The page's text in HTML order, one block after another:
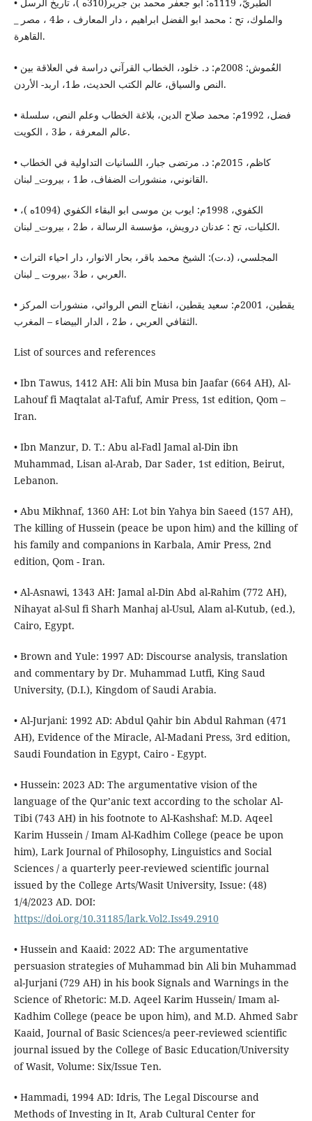
• الطبريّ، 1119ه: أبو جعفر محمد بن جرير(310ه )، تاريخ الرسل
والملوك، تح : محمد ابو الفضل ابراهيم ، دار المعارف ، ط4 ، مصر _
القاهرة.
• العُموش: 2008م: د. خلود، الخطاب القرآني دراسة في العلاقة بين
النص والسياق، عالم الكتب الحديث، ط1، اربد- الأردن.
• فضل، 1992م: محمد صلاح الدين، بلاغة الخطاب وعلم النص، سلسلة
عالم المعرفة ، ط3 ، الكويت.
• كاظم، 2015م: د. مرتضى جبار، اللسانيات التداولية في الخطاب
القانوني، منشورات الضفاف، ط1 ، بيروت_ لبنان.
• الكفوي، 1998م: ايوب بن موسى ابو البقاء الكفوي (1094ه )،
الكليات، تح : عدنان درويش، مؤسسة الرسالة ، ط2 ، بيروت_ لبنان.
• المجلسي، (د.ت): الشيخ محمد باقر، بحار الانوار، دار احياء التراث
العربي ، ط3 ،بيروت _ لبنان.
• يقطين، 2001م: سعيد يقطين، انفتاح النص الروائي، منشورات المركز
الثقافي العربي ، ط2 ، الدار البيضاء – المغرب.
List of sources and references
• Ibn Tawus, 1412 AH: Ali bin Musa bin Jaafar (664 AH), Al-
Lahouf fi Maqtalat al-Tafuf, Amir Press, 1st edition, Qom –
Iran.
• Ibn Manzur, D. T.: Abu al-Fadl Jamal al-Din ibn
Muhammad, Lisan al-Arab, Dar Sader, 1st edition, Beirut,
Lebanon.
• Abu Mikhnaf, 1360 AH: Lot bin Yahya bin Saeed (157 AH),
The killing of Hussein (peace be upon him) and the killing of
his family and companions in Karbala, Amir Press, 2nd
edition, Qom - Iran.
• Al-Asnawi, 1343 AH: Jamal al-Din Abd al-Rahim (772 AH),
Nihayat al-Sul fi Sharh Manhaj al-Usul, Alam al-Kutub, (ed.),
Cairo, Egypt.
• Brown and Yule: 1997 AD: Discourse analysis, translation
and commentary by Dr. Muhammad Lutfi, King Saud
University, (D.I.), Kingdom of Saudi Arabia.
• Al-Jurjani: 1992 AD: Abdul Qahir bin Abdul Rahman (471
AH), Evidence of the Miracle, Al-Madani Press, 3rd edition,
Saudi Foundation in Egypt, Cairo - Egypt.
• Hussein: 2023 AD: The argumentative vision of the
language of the Qur’anic text according to the scholar Al-
Tibi (743 AH) in his footnote to Al-Kashshaf: M.D. Aqeel
Karim Hussein / Imam Al-Kadhim College (peace be upon
him), Lark Journal of Philosophy, Linguistics and Social
Sciences / a quarterly peer-reviewed scientific journal
issued by the College Arts/Wasit University, Issue: (48)
1/4/2023 AD. DOI:
https://doi.org/10.31185/lark.Vol2.Iss49.2910
• Hussein and Kaaid: 2022 AD: The argumentative
persuasion strategies of Muhammad bin Ali bin Muhammad
al-Jurjani (729 AH) in his book Signals and Warnings in the
Science of Rhetoric: M.D. Aqeel Karim Hussein/ Imam al-
Kadhim College (peace be upon him), and M.D. Ahmed Sabr
Kaaid, Journal of Basic Sciences/a peer-reviewed scientific
journal issued by the College of Basic Education/University
of Wasit, Volume: Six/Issue Ten.
• Hammadi, 1994 AD: Idris, The Legal Discourse and
Methods of Investing in It, Arab Cultural Center for